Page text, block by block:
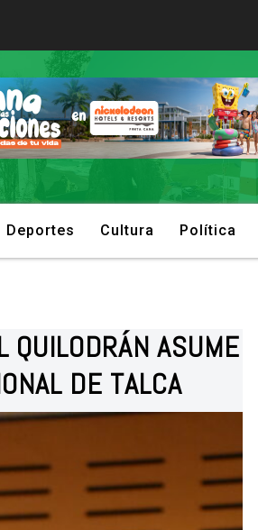
Deportes Cultura Política
QUILODRÁN ASUME
DE TALCA